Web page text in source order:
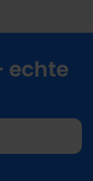
echte